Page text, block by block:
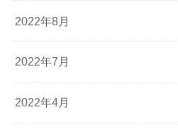
2022年8月
2022年7月
2022年4月